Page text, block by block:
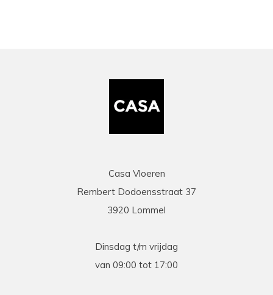
Casa Vloeren
Rembert Dodoensstraat 37
3920 Lommel
Dinsdag t/m vrijdag
van 09:00 tot 17:00